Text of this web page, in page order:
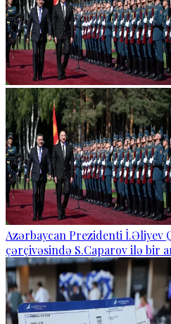
Azərbaycan Prezidenti İ.Əliyev
çərçivəsində S.Caparov ilə bir